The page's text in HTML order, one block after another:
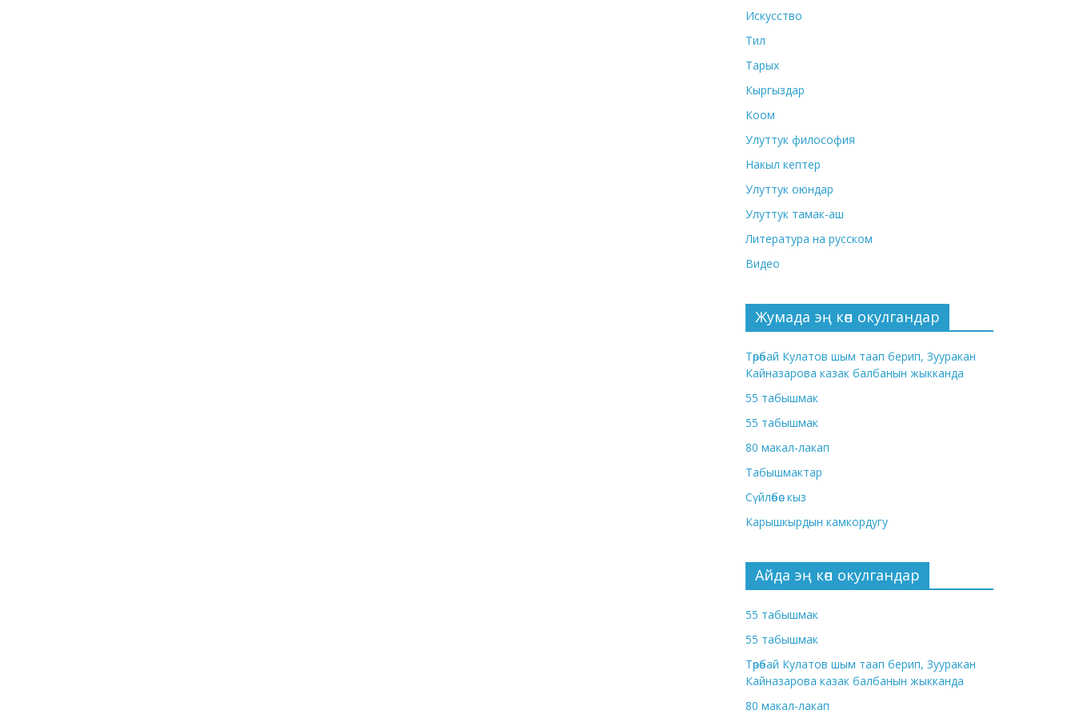
Искусство
Тил
Тарых
Кыргыздар
Коом
Улуттук философия
Накыл кептер
Улуттук оюндар
Улуттук тамак-аш
Литература на русском
Видео
Жумада эң көп окулгандар
Төрөбай Кулатов шым таап берип, Зууракан
Кайназарова казак балбанын жыкканда
55 табышмак
55 табышмак
80 макал-лакап
Табышмактар
Сүйлөбөс кыз
Карышкырдын камкордугу
Айда эң көп окулгандар
55 табышмак
55 табышмак
Төрөбай Кулатов шым таап берип, Зууракан
Кайназарова казак балбанын жыкканда
80 макал-лакап